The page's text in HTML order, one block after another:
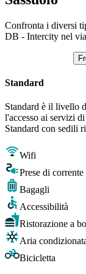
Confronta i diversi
DB - Intercity nel
Standard
Standard è il livello
l'accesso ai servizi
Standard con sedili
Wifi
Prese di corrente
Bagagli
Accessibilità
Ristorazione a
Aria
Bicicletta